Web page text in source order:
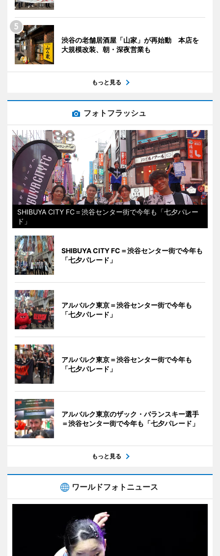
渋谷の老舗居酒屋「山家」が再始動 本店を
大規模改装、朝・深夜営業も
もっと見る
フォトフラッシュ
SHIBUYA CITY FC＝渋谷センター街で今年も「七夕パレー
ド」
SHIBUYA CITY FC＝渋谷センター街で今年も
「七夕パレード」
アルバルク東京＝渋谷センター街で今年も
「七夕パレード」
アルバルク東京＝渋谷センター街で今年も
「七夕パレード」
アルバルク東京のザック・バランスキー選手
＝渋谷センター街で今年も「七夕パレード」
もっと見る
ワールドフォトニュース